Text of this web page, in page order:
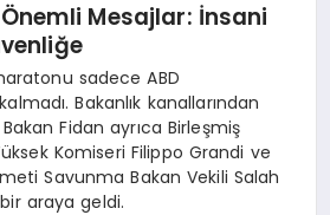
Mesajlar: İnsani
sadece ABD
Bakanlık kanallarından
Fidan ayrıca Birleşmiş
Komiseri Filippo Grandi ve
Savunma Bakan Vekili Salah
araya geldi.